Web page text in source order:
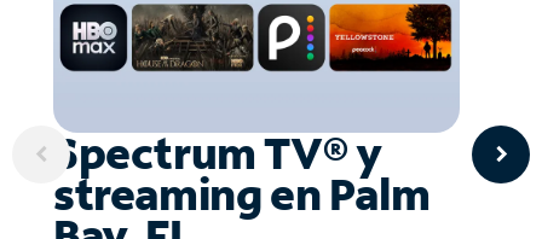
Spectrum TV® y
streaming en Palm